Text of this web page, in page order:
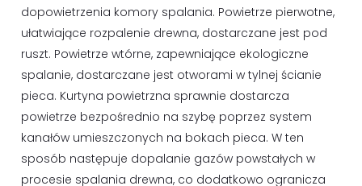
dopowietrzenia komory spalania. Powietrze pierwotne,
ułatwiające rozpalenie drewna, dostarczane jest pod
ruszt. Powietrze wtórne, zapewniające ekologiczne
spalanie, dostarczane jest otworami w tylnej ścianie
pieca. Kurtyna powietrzna sprawnie dostarcza
powietrze bezpośrednio na szybę poprzez system
kanałów umieszczonych na bokach pieca. W ten
sposób następuje dopalanie gazów powstałych w
procesie spalania drewna, co dodatkowo ogranicza